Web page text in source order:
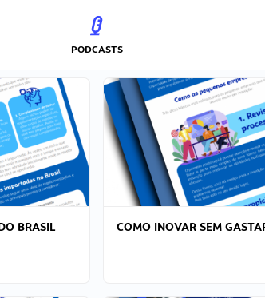
PODCASTS
BRASIL COMO INOVAR SEM